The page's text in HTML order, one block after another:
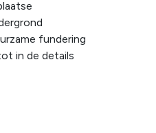
fundering
in de details